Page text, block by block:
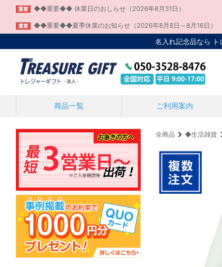
重要 ◆◆重要◆◆ 休業日のおしらせ（2026年8月31日）
重要 ◆◆重要◆◆夏季休業のお知らせ（2026年8月8日～8月16日）
名入れ記念品なら
商品一覧 ご利用案内
全商品 ◆生活雑貨